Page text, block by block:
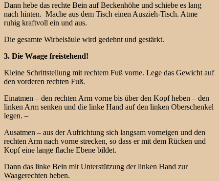
Dann hebe das rechte Bein auf Beckenhöhe und schiebe es lang
nach hinten. Mache aus dem Tisch einen Auszieh-Tisch. Atme
ruhig kraftvoll ein und aus.
Die gesamte Wirbelsäule wird gedehnt und gestärkt.
3. Die Waage freistehend!
Kleine Schrittstellung mit rechtem Fuß vorne. Lege das Gewicht auf
den vorderen rechten Fuß.
Einatmen – den rechten Arm vorne bis über den Kopf heben – den
linken Arm senken und die linke Hand auf den linken Oberschenkel
legen. –
Ausatmen – aus der Aufrichtung sich langsam vorneigen und den
rechten Arm nach vorne strecken, so dass er mit dem Rücken und
Kopf eine lange flache Ebene bildet.
Dann das linke Bein mit Unterstützung der linken Hand zur
Waagerechten heben.